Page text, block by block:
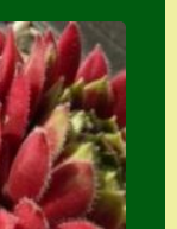
Zahlungs- &
Versandinfos
Zubehör
Zubehör